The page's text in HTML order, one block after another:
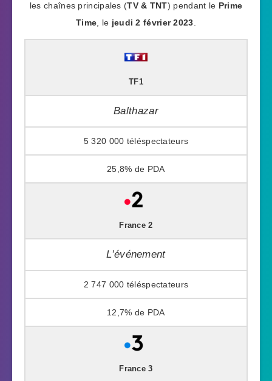
les chaînes principales (TV & TNT) pendant le Prime
Time , le jeudi 2 février 2023
TF1
Balthazar
5 320 000
25,8%
France 2
L’événement
2 747 000
12,7%
France 3